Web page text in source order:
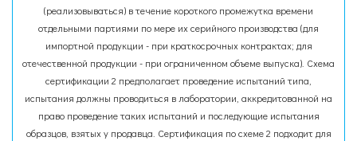
(реализовываться) в течение короткого промежутка времени
отдельными партиями по мере их серийного производства (для
импортной продукции - при краткосрочных контрактах; для
отечественной продукции - при ограниченном объеме выпуска). Схема
сертификации 2 предполагает проведение испытаний типа,
испытания должны проводиться в лаборатории, аккредитованной на
право проведение таких испытаний и последующие испытания
образцов, взятых у продавца. Сертификация по схеме 2 подходит для